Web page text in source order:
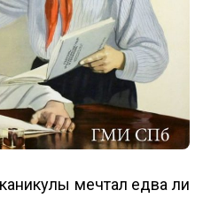
мечтал едва ли